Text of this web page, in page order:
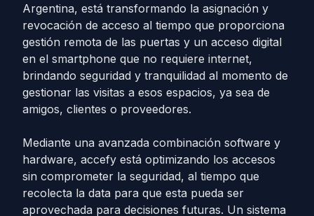
Argentina, está transformando la asignación y
revocación de acceso al tiempo que proporciona
gestión remota de las puertas y un acceso digital
en el smartphone que no requiere internet,
brindando seguridad y tranquilidad al momento de
gestionar las visitas a esos espacios, ya sea de
amigos, clientes o proveedores.
Mediante una avanzada combinación software y
hardware, accefy está optimizando los accesos
sin comprometer la seguridad, al tiempo que
recolecta la data para que esta pueda ser
aprovechada para decisiones futuras. Un sistema